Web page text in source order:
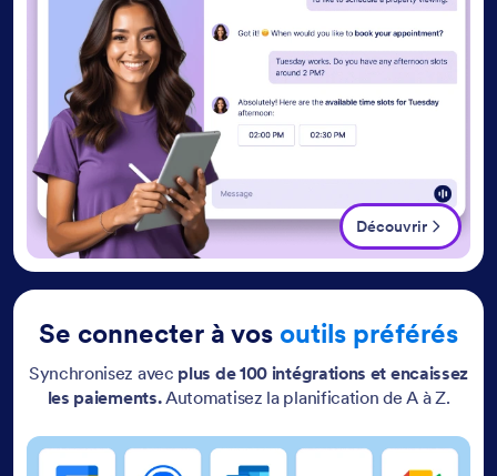
Découvrir
Se connecter à vos outils préférés
Synchronisez avec plus de 100 intégrations et encaissez
les paiements.Automatisez la planification de A à Z.